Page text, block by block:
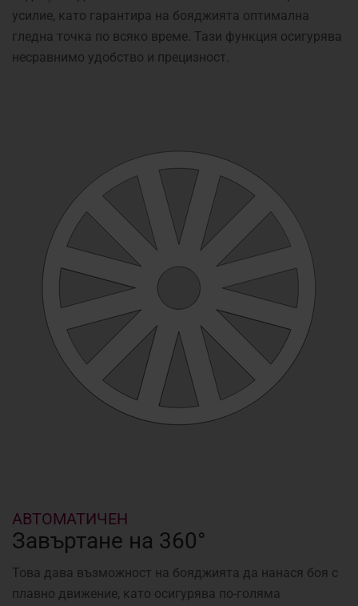
усилие, като гарантира на бояджията оптимална
гледна точка по всяко време. Тази функция осигурява
несравнимо удобство и прецизност.
АВТОМАТИЧЕН
Завъртане на 360°
Това дава възможност на бояджията да нанася боя с
плавно движение, като осигурява по-голяма